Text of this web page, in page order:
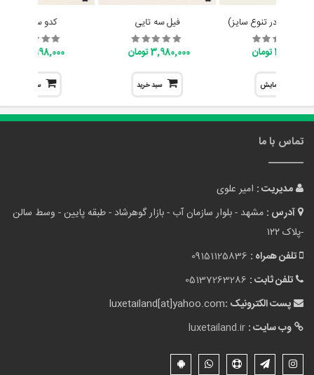
(در تنوع سایز)
398,000 تومان
نمایش
فیل سه تایی
3,980,000 تومان
سبد خرید
کدو سلامتی
998,000 تومان
سبد خرید
تماس با ما
مدیریت : امیر علوی
آدرس : مشهد - بلوار سازمان آب - بازار گوهرشاد - طبقه پایین - وسط سالن
-پلاک ۱۲۲
تلفن همراه : 09151125836
تلفن ثابت : 05137263286
پست الکترونیک :luxetailand[at]yahoo.com
وب سایت : luxetailand.ir